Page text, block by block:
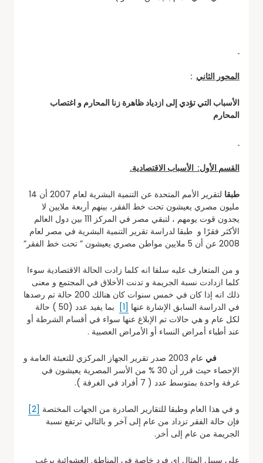
المحور الثاني :
الأسباب التي تؤدي إلى ازدياد ظاهرة زنا المحارم و اغتصاب
المحارم
القسم الأول: الأسباب الاقتصادية.
طبقا
لتقرير الأمم المتحدة عن التنمية البشرية لعام 2007 أن 14
مليون مصري يعيشون تحت خط الفقر، بينهم أربعة ملايين لا
يجدون قوت يومهم ، لتبقي مصر في المركز 111 بين دول العالم
الأكثر فقرًا و طبقا لدراسة تقرير التنمية البشرية في مصر لعام
2008 عن أن 5 ملايين مواطن مصري يعيشون ” تحت خط الفقر”
و من المتعارف عليه سلفا انه كلما زادت الحالة الاقتصادية سوءا
كلما ازدادت نسبة الجريمة و تدنت الأخلاق في المجتمع و معنى
ذلك انه إذا كان في خمس سنوات كان هنالك 200 حالة تم رصدها
في الدراسة السابق الإشارة عنها [1]
بما يفيد عدد (50 ) حالة
لكل عام و هي حالات تم الإبلاغ عنها سواء في أقسام الشرطة أو
عند أطباء أمراض النساء أو الأمراض العصبية .
في
عام 2003 صدر تقرير الجهاز المركزي للتعبئة العامة و
الإحصاء حيث قرر أن 30 % من الأسر المصرية يعيشون في
غرفة واحدة بمتوسط عدد ( 7 أفراد في الغرفة ).
و في هذا العام وطبقا للتقارير الصادرة من الجهات المختصة [2]
فإن حالة الفقر تزداد من عام إلى آخر و بالتالي ترتفع نسبة
الجريمة من عام إلى أخر.
على سبيل المثال اى فرد خاصة في المناطق العشوائية يرغب